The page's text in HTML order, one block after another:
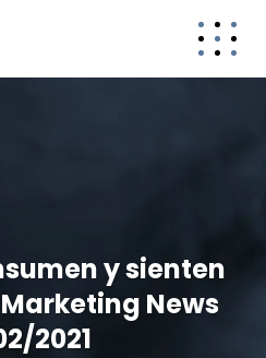
y sienten
Marketing News
2021